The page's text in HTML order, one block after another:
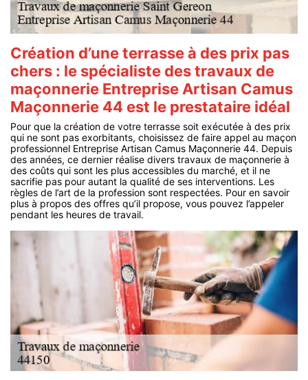
Création d’une terrasse à des prix pas
chers : le spécialiste des travaux de
maçonnerie Entreprise Artisan Camus
Maçonnerie 44 est le prestataire idéal
Pour que la création de votre terrasse soit exécutée à des prix
qui ne sont pas exorbitants, choisissez de faire appel au maçon
professionnel Entreprise Artisan Camus Maçonnerie 44. Depuis
des années, ce dernier réalise divers travaux de maçonnerie à
des coûts qui sont les plus accessibles du marché, et il ne
sacrifie pas pour autant la qualité de ses interventions. Les
règles de l’art de la profession sont respectées. Pour en savoir
plus à propos des offres qu’il propose, vous pouvez l’appeler
pendant les heures de travail.